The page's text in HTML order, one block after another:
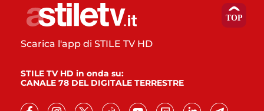
Scarica l'app di STILE TV HD
STILE TV HD in onda su:
CANALE 78 DEL DIGITALE TERRESTRE